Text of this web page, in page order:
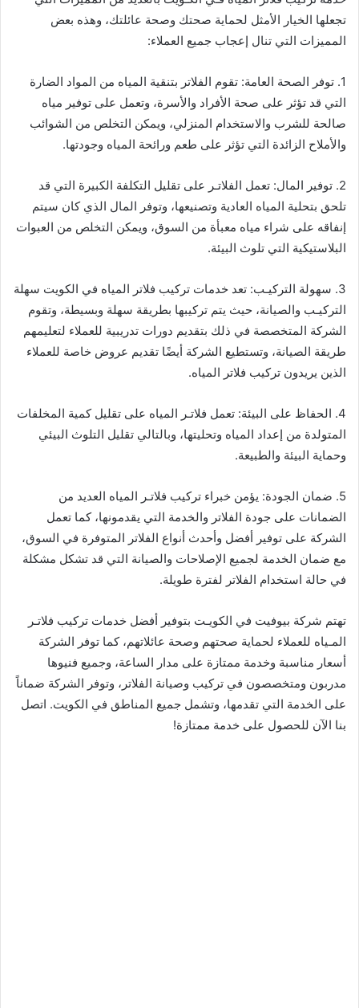
تجعلها الخيار الأمثل لحماية صحتك وصحة عائلتك، وهذه بعض
المميزات التي تنال إعجاب جميع العملاء:
1. توفر الصحة العامة: تقوم الفلاتر بتنقية المياه من المواد الضارة
التي قد تؤثر على صحة الأفراد والأسرة، وتعمل على توفير مياه
صالحة للشرب والاستخدام المنزلي، ويمكن التخلص من الشوائب
والأملاح الزائدة التي تؤثر على طعم ورائحة المياه وجودتها.
2. توفير المال: تعمل الفلاتـر على تقليل التكلفة الكبيرة التي قد
تلحق بتحلية المياه العادية وتصنيعها، وتوفر المال الذي كان سيتم
إنفاقه على شراء مياه معبأة من السوق، ويمكن التخلص من العبوات
البلاستيكية التي تلوث البيئة.
3. سهولة التركيـب: تعد خدمات تركيب فلاتر المياه في الكويت سهلة
التركيـب والصيانة، حيث يتم تركيبها بطريقة سهلة وبسيطة، وتقوم
الشركة المتخصصة في ذلك بتقديم دورات تدريبية للعملاء لتعليمهم
طريقة الصيانة، وتستطيع الشركة أيضًا تقديم عروض خاصة للعملاء
الذين يريدون تركيب فلاتر المياه.
4. الحفاظ على البيئة: تعمل فلاتـر المياه على تقليل كمية المخلفات
المتولدة من إعداد المياه وتحليتها، وبالتالي تقليل التلوث البيئي
وحماية البيئة والطبيعة.
5. ضمان الجودة: يؤمن خبراء تركيب فلاتـر المياه العديد من
الضمانات على جودة الفلاتر والخدمة التي يقدمونها، كما تعمل
الشركة على توفير أفضل وأحدث أنواع الفلاتر المتوفرة في السوق،
مع ضمان الخدمة لجميع الإصلاحات والصيانة التي قد تشكل مشكلة
في حالة استخدام الفلاتر لفترة طويلة.
تهتم شركة بيوفيت في الكويـت بتوفير أفضل خدمات تركيب فلاتـر
المـياه للعملاء لحماية صحتهم وصحة عائلاتهم، كما توفر الشركة
أسعار مناسبة وخدمة ممتازة على مدار الساعة، وجميع فنيوها
مدربون ومتخصصون في تركيب وصيانة الفلاتر، وتوفر الشركة ضماناً
على الخدمة التي تقدمها، وتشمل جميع المناطق في الكويت. اتصل
بنا الآن للحصول على خدمة ممتازة!